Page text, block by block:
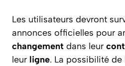
Les utilisateurs devront
annonces officielles pour
changement dans leur
leur ligne. La possibilité